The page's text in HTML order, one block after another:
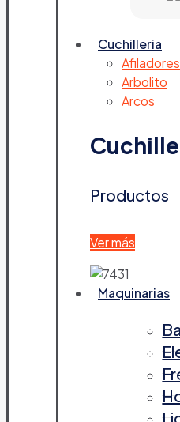
Cuchilleria
Afiladores
Arbolito
Arcos
Productos
Ver más
Maquinarias